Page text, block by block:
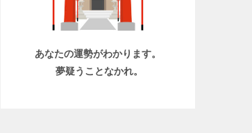
あなたの運勢がわかります。
夢疑うことなかれ。